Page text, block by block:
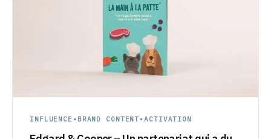
INFLUENCE • BRAND CONTENT •ACTIVATION